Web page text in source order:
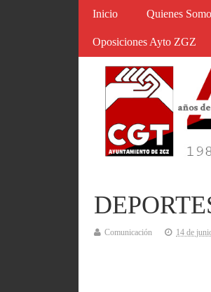
Inicio Quienes
Oposiciones Ayto ZGZ
Comunicación 14 de